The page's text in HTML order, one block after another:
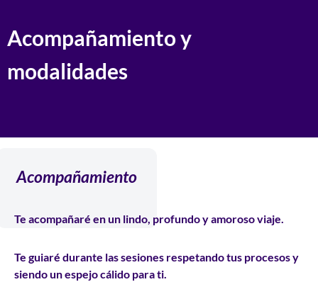
Acompañamiento y
modalidades
Acompañamiento
Te acompañaré en un lindo, profundo y amoroso viaje.
Te guiaré durante las sesiones respetando tus procesos y
siendo un espejo cálido para ti.